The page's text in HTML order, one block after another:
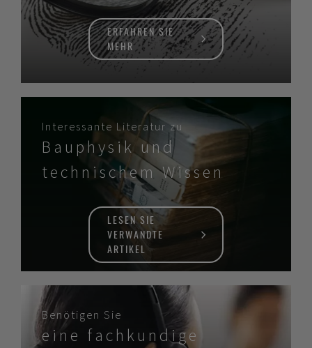
ERFAHREN SIE
MEHR
Interessante Literatur zu
Bauphysik und
technischem Wissen
LESEN SIE
VERWANDTE
ARTIKEL
Benötigen Sie
eine fachkundige